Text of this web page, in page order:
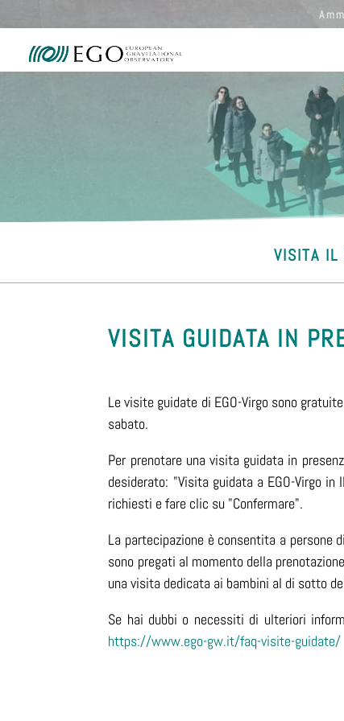
VISITA IL
VISITA GUIDATA IN
Le visite guidate di EGO-Virgo sono
sabato.
Per prenotare una visita guidata in
desiderato: "Visita guidata a EGO-Virgo
richiesti e fare clic su "Confermare".
La partecipazione è consentita a
sono pregati al momento della
una visita dedicata ai bambini al di sotto
Se hai dubbi o necessiti di ulteriori
https://www.ego-gw.it/faq-visite-guidate/